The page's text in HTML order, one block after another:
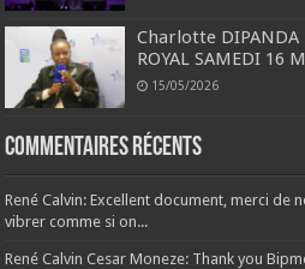
Charlotte DIPANDA
ROYAL SAMEDI 16
15/05/2026
Commentaires récents
René Calvin: Excellent document, merci de
vibrer comme si on...
René Calvin Cesar Moneze: Thank you